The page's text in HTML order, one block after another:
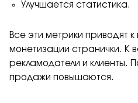
Улучшается статистика.
Все эти метрики приводят
монетизации странички. К
рекламодатели и клиенты.
продажи повышаются.